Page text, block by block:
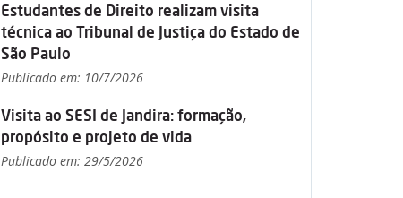
Estudantes de Direito realizam visita
técnica ao Tribunal de Justiça do Estado de
São Paulo
Publicado em: 10/7/2026
Visita ao SESI de Jandira: formação,
propósito e projeto de vida
Publicado em: 29/5/2026